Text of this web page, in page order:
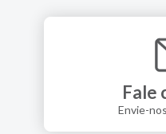
Fale
Envie-